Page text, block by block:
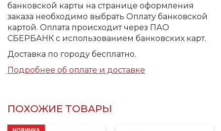
банковской карты на странице оформления
заказа необходимо выбрать Оплату банковской
картой. Оплата происходит через ПАО
СБЕРБАНК с использованием банковских карт.
Доставка по городу бесплатно.
Подробнее об оплате и доставке
ПОХОЖИЕ ТОВАРЫ